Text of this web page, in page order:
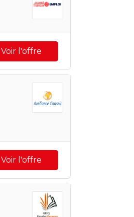
Voir l'offre
Voir l'offre